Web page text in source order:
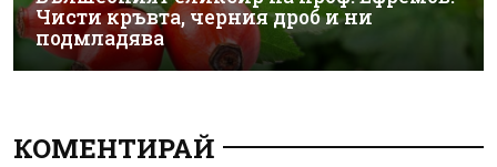
Чисти кръвта, черния дроб и ни
подмладява
КОМЕНТИРАЙ